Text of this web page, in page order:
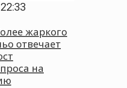
жаркого
отвечает
на